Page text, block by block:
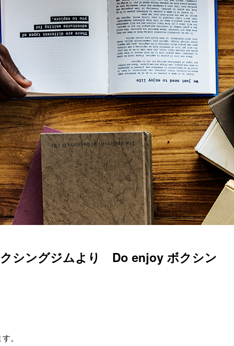
シングジムより Do enjoy ボクシン
。